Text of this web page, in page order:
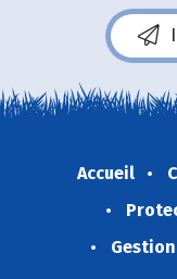
Accueil